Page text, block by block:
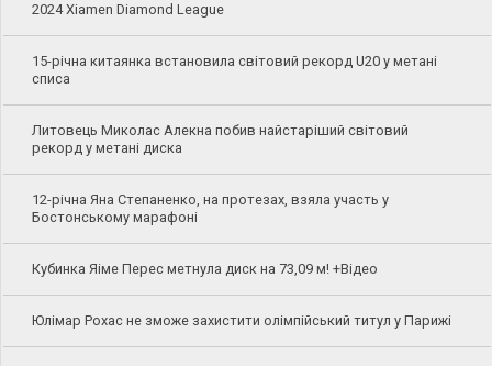
2024 Xiamen Diamond League
15-річна китаянка встановила світовий рекорд U20 у метані
списа
Литовець Миколас Алекна побив найстаріший світовий
рекорд у метані диска
12-річна Яна Степаненко, на протезах, взяла участь у
Бостонському марафоні
Кубинка Яіме Перес метнула диск на 73,09 м! +Відео
Юлімар Рохас не зможе захистити олімпійський титул у Парижі